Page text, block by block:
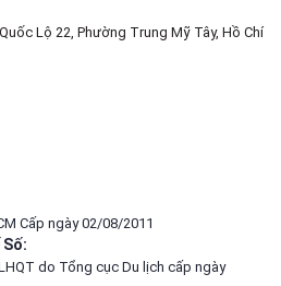
Lộ 22, Phường Trung Mỹ Tây, Hồ Chí
Cấp ngày 02/08/2011
Số:
do Tổng cục Du lịch cấp ngày